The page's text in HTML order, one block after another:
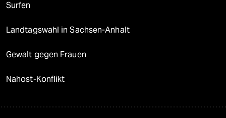
Surfen
Landtagswahl in Sachsen-Anhalt
Gewalt gegen Frauen
Nahost-Konflikt